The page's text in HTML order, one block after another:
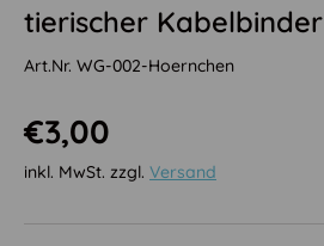
tierischer Kabelbinder
Art.Nr. WG-002-Hoernchen
Normaler Preis
€3,00
inkl. MwSt. zzgl. Versand